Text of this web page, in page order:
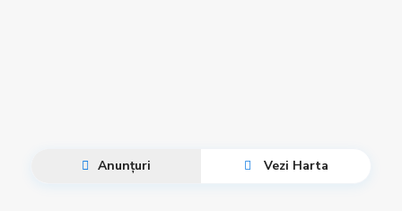
Anunțuri Vezi Harta